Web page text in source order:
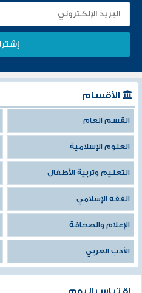
الأقسام
القسم العام
العلوم الإسلامية
التعليم وتربية الأطفال
الفقه الإسلامي
الإعلام والصحافة
الأدب العربي